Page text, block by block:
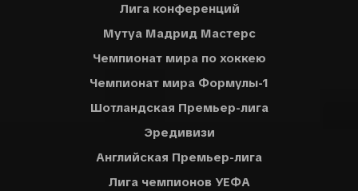
Лига конференций
Мутуа Мадрид Мастерс
Чемпионат мира по хоккею
Чемпионат мира Формулы-1
Шотландская Премьер-лига
Эредивизи
Английская Премьер-лига
Лига чемпионов УЕФА